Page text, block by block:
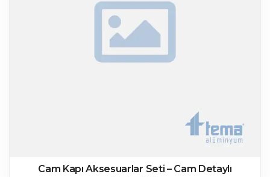
Cam Kapı Aksesuarlar Seti – Cam Detaylı